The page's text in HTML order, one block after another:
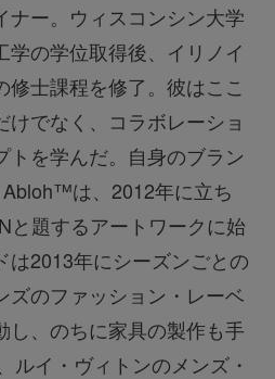
ナー。ウィスコンシン大学
学の学位取得後、イリノイ
士課程を修了。彼はここ
けでなく、コラボレーショ
トを学んだ。自身のブラン
Abloh™は、2012年に立ち
と題するアートワークに始
は2013年にシーズンごとの
ズのファッション・レーベ
し、のちに家具の製作も手
ルイ・ヴィトンのメンズ・